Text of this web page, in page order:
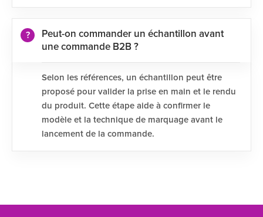
Peut-on commander un échantillon avant
une commande B2B ?
Selon les références, un échantillon peut être
proposé pour valider la prise en main et le rendu
du produit. Cette étape aide à confirmer le
modèle et la technique de marquage avant le
lancement de la commande.